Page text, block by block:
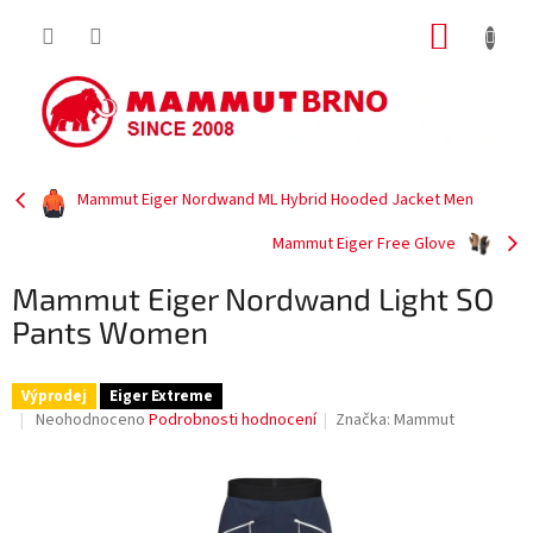
Mammut Eiger Nordwand ML Hybrid Hooded Jacket Men
Mammut Eiger Free Glove
Mammut Eiger Nordwand Light SO
Pants Women
Výprodej Eiger Extreme
Průměrné
Neohodnoceno Podrobnosti hodnocení Značka:Mammut